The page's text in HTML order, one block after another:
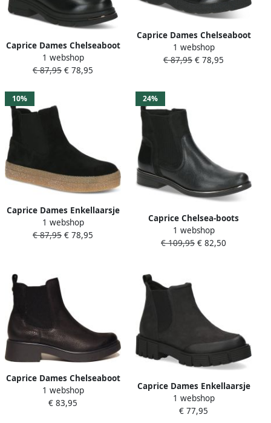
Caprice Dames Chelseaboot
9-25428-43 022 G-breedte
1 webshop
€ 87,95 € 78,95
Caprice Dames Chelseaboot
9-25451-43 022 G-breedte
1 webshop
€ 87,95 € 78,95
10%
Caprice Dames Enkellaarsje
9-26302-43 004 G-breedte
1 webshop
€ 87,95 € 78,95
24%
Caprice Chelsea-boots
blokhak laarzen enkellaars
met praktische rits
1 webshop
€ 109,95 € 82,50
Caprice Dames Chelseaboot
9-25321-43 008 G-breedte
1 webshop
€ 83,95
Caprice Dames Enkellaarsje
9 9 25452 29 008 G breedte
1 webshop
€ 77,95